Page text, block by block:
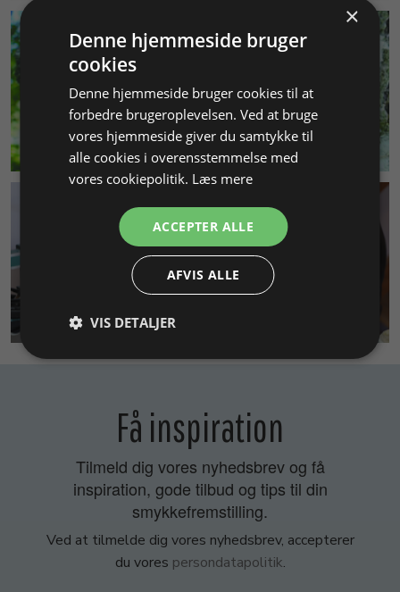
MILJØ & BÆREDYGTIGHED
Få inspiration
Tilmeld dig vores nyhedsbrev og få
inspiration, gode tilbud og tips til din
smykkefremstilling.
Ved at tilmelde dig vores nyhedsbrev, accepterer
du vores persondatapolitik.
×
Denne hjemmeside bruger
cookies
Denne hjemmeside bruger cookies til at
forbedre brugeroplevelsen. Ved at bruge
vores hjemmeside giver du samtykke til
alle cookies i overensstemmelse med
vores cookiepolitik. Læs mere
ACCEPTER ALLE
AFVIS ALLE
VIS DETALJER